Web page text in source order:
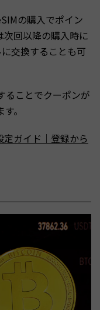
の購入でポイン
次回以降の購入時に
交換することも可
ることでクーポンが
。
定ガイド｜登録から